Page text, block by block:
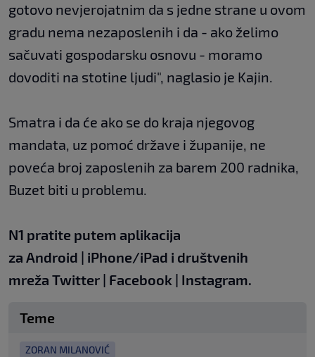
gotovo nevjerojatnim da s jedne strane u ovom
gradu nema nezaposlenih i da - ako želimo
sačuvati gospodarsku osnovu - moramo
dovoditi na stotine ljudi", naglasio je Kajin.
Smatra i da će ako se do kraja njegovog
mandata, uz pomoć države i županije, ne
poveća broj zaposlenih za barem 200 radnika,
Buzet biti u problemu.
N1 pratite putem aplikacija
za Android | iPhone/iPad i društvenih
mreža Twitter | Facebook | Instagram.
Teme
ZORAN MILANOVIĆ